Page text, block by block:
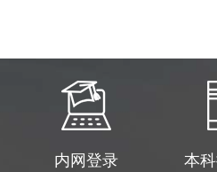
内网登录 本